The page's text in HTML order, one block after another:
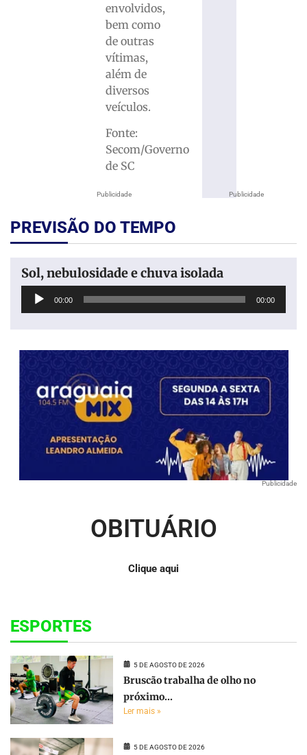
Publicidade
envolvidos,
bem como
de outras
vítimas,
além de
diversos
veículos.
Fonte:
Secom/Governo
de SC
Publicidade
PREVISÃO DO TEMPO
Sol, nebulosidade e chuva isolada
Tocador
00:00 00:00
Publicidade
OBITUÁRIO
Clique aqui
ESPORTES
5 DE AGOSTO DE 2026
Bruscão trabalha de olho no
próximo...
Ler mais »
5 DE AGOSTO DE 2026